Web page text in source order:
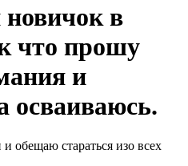
в
что прошу
и
осваиваюсь.
обещаю стараться изо всех